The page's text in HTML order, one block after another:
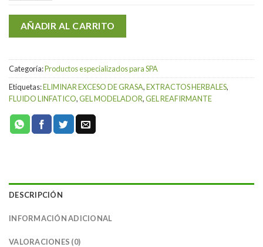
AÑADIR AL CARRITO
Categoría:Productos especializados para SPA
Etiquetas:ELIMINAR EXCESO DE GRASA,EXTRACTOS HERBALES,
FLUIDO LINFATICO,GEL MODELADOR,GEL REAFIRMANTE
DESCRIPCIÓN
INFORMACIÓN ADICIONAL
VALORACIONES (0)